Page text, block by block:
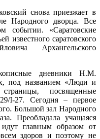
снова приезжает в
Народного дворца. Все
событии. «Саратовские
известного саратовского
Архангельского
дневники Н.М.
под названием «Люди и
посвященные
I-27. Сегодня – первое
Большой зал Народного
Преобладала учащаяся
главным образом от
здоров и поэтому не